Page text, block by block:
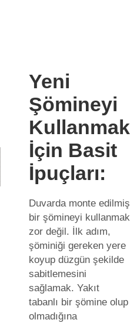
Yeni
Şömineyi
Kullanmak
İçin Basit
İpuçları:
Duvarda monte edilmiş
bir şömineyi kullanmak
zor değil. İlk adım,
şöminiği gereken yere
koyup düzgün şekilde
sabitlemesini
sağlamak. Yakıt
tabanlı bir şömine olup
olmadığına